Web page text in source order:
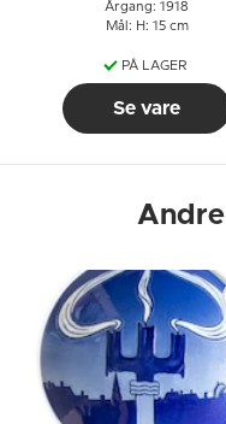
Årgang: 1918
Mål: H: 15 cm
PÅ LAGER
Se vare